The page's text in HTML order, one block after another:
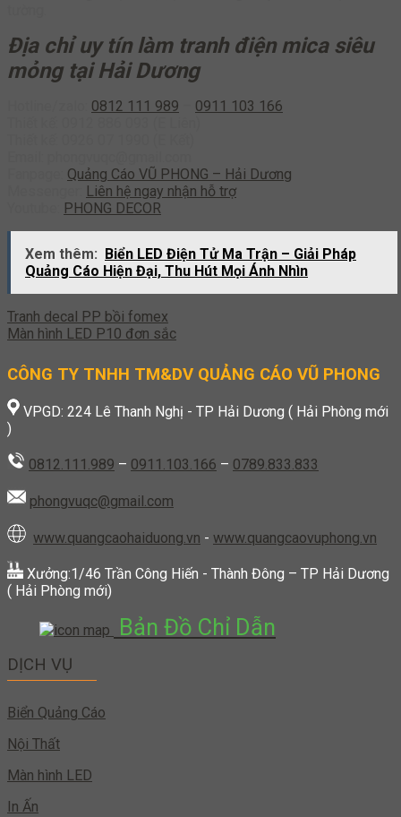
Địa chỉ uy tín làm tranh điện mica siêu
mỏng tại Hải Dương
0812 111 989
0911 103 166
Quảng Cáo VŨ PHONG – Hải Dương
Liên hệ ngay nhận hỗ trợ
PHONG DECOR
Xem thêm:
Biển LED Điện Tử Ma Trận – Giải Pháp
Quảng Cáo Hiện Đại, Thu Hút Mọi Ánh Nhìn
Tranh decal PP bồi fomex
Màn hình LED P10 đơn sắc
CÔNG TY TNHH TM&DV QUẢNG CÁO VŨ PHONG
VPGD: 224 Lê Thanh Nghị - TP Hải Dương ( Hải Phòng mới
)
0812.111.989 – 0911.103.166 – 0789.833.833
phongvuqc@gmail.com
www.quangcaohaiduong.vn - www.quangcaovuphong.vn
Xưởng:1/46 Trần Công Hiến - Thành Đông – TP Hải Dương
( Hải Phòng mới)
Bản Đồ Chỉ Dẫn
DỊCH VỤ
Biển Quảng Cáo
Nội Thất
Màn hình LED
In Ấn